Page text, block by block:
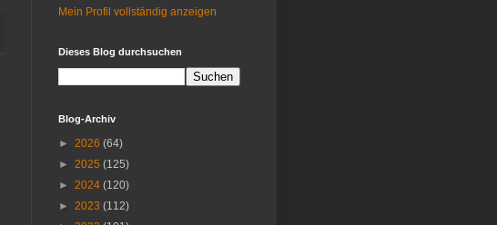
Mein Profil vollständig anzeigen
Dieses Blog durchsuchen
Blog-Archiv
► 2026 (64)
► 2025 (125)
► 2024 (120)
► 2023 (112)